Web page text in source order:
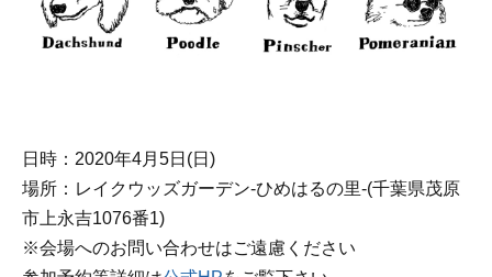
日時：2020年4月5日(日)
場所：レイクウッズガーデン-ひめはるの里-(千葉県茂原
市上永吉1076番1)
※会場へのお問い合わせはご遠慮ください